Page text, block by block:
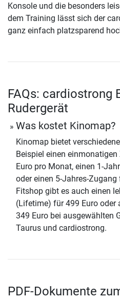
Konsole und die besonders
dem Training lässt sich der
ganz einfach platzsparend
FAQs: cardiostrong
Rudergerät
Was kostet Kinomap?
Kinomap bietet
Beispiel einen
Euro pro Monat, einen 1-
oder einen 5-Jahres-
Fitshop gibt es auch einen
(Lifetime) für 499 Euro
349 Euro bei ausgewählten
Taurus und cardiostrong.
PDF-Dokumente